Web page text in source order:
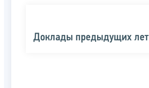
Доклады предыдущих лет